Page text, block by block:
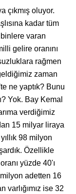
çıkmış oluyor.
kadar tüm
varan
gelire oranını
rağmen
zaman
ne yaptık? Bunu
Yok. Bay Kemal
verdiğimiz
15 milyar liraya
98 milyon
Özellikle
yüzde 40'ı
adetten 16
ise 32